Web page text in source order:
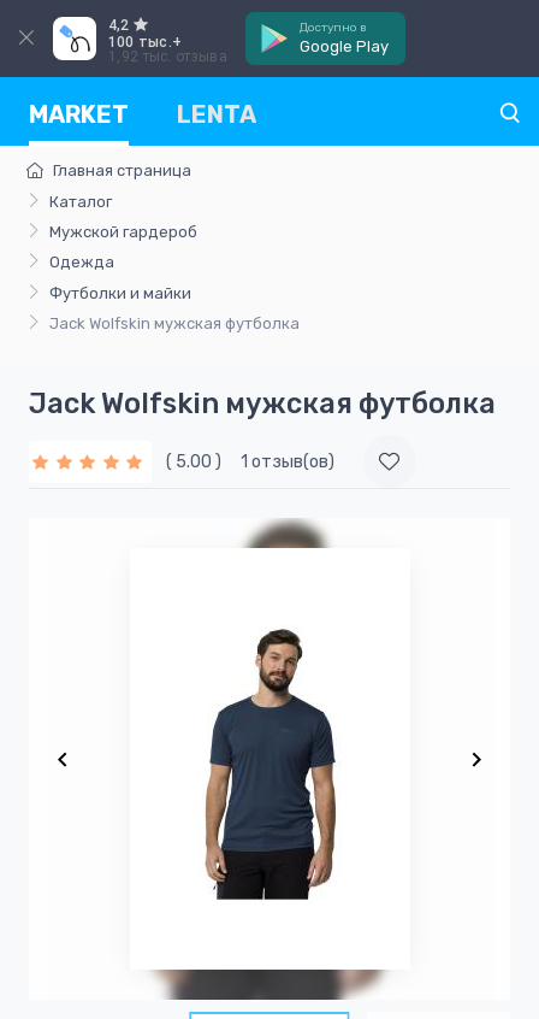
4,2
100 тыс.+
1,92 тыс. отзыва
Доступно в
Google Play
MARKET LENTA
Главная страница
Каталог
Мужской гардероб
Одежда
Футболки и майки
Jack Wolfskin мужская футболка
Jack Wolfskin мужская футболка
( 5.00 ) 1 отзыв(ов)